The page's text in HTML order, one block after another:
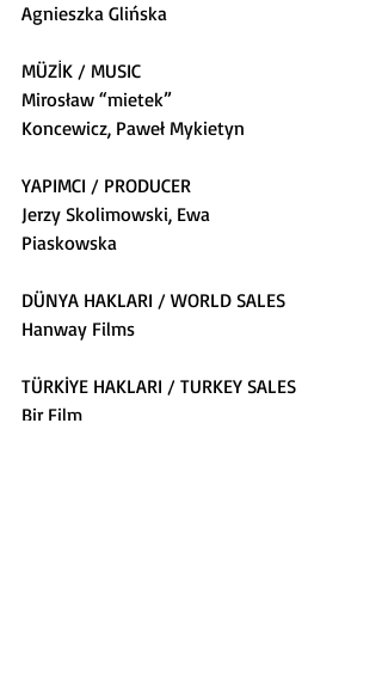
Agnieszka Glińska
MÜZİK / MUSIC
Mirosław “mietek”
Koncewicz, Paweł Mykietyn
YAPIMCI / PRODUCER
Jerzy Skolimowski, Ewa
Piaskowska
DÜNYA HAKLARI / WORLD SALES
Hanway Films
TÜRKİYE HAKLARI / TURKEY SALES
Bir Film